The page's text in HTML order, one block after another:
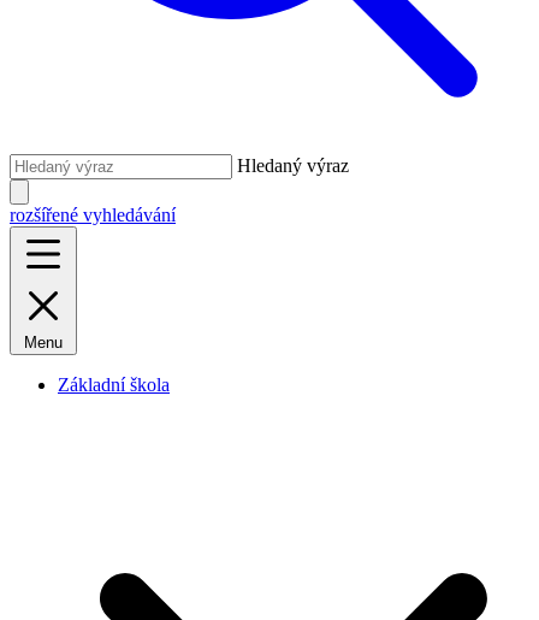
Hledaný výraz
rozšířené vyhledávání
Menu
Základní škola